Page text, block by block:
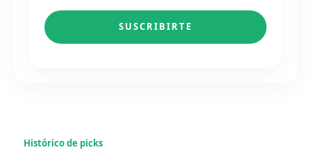
SUSCRIBIRTE
Histórico de picks